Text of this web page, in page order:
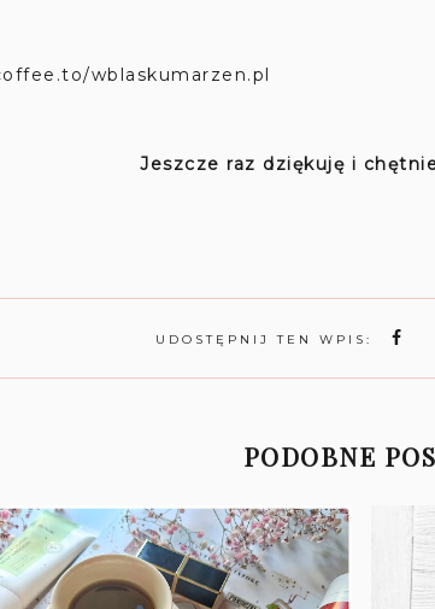
wblaskumarzen.pl
Jeszcze raz dziękuję i
UDOSTĘPNIJ TEN WPIS:
PODOBNE